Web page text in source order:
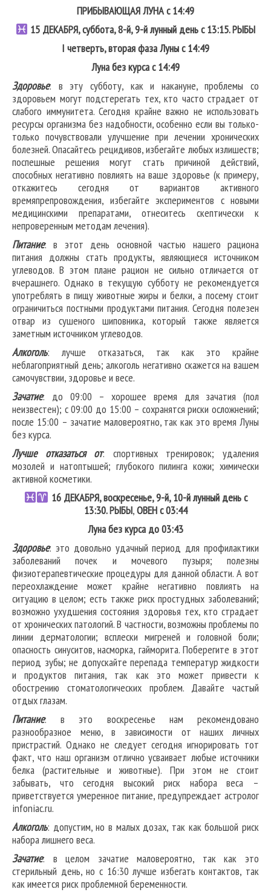
ПРИБЫВАЮЩАЯ ЛУНА с 14:49
15 ДЕКАБРЯ, суббота, 8-й, 9-й лунный день с 13:15.РЫБЫ
I четверть, вторая фаза Луны с 14:49
Луна без курса с 14:49
Здоровье: в эту субботу, как и накануне, проблемы со
здоровьем могут подстерегать тех, кто часто страдает от
слабого иммунитета. Сегодня крайне важно не использовать
ресурсы организма без надобности, особенно если вы только-
только почувствовали улучшение при лечении хронических
болезней. Опасайтесь рецидивов, избегайте любых излишеств;
поспешные решения могут стать причиной действий,
способных негативно повлиять на ваше здоровье (к примеру,
откажитесь сегодня от вариантов активного
времяпрепровождения, избегайте экспериментов с новыми
медицинскими препаратами, отнеситесь скептически к
непроверенным методам лечения).
Питание: в этот день основной частью нашего рациона
питания должны стать продукты, являющиеся источником
углеводов. В этом плане рацион не сильно отличается от
вчерашнего. Однако в текущую субботу не рекомендуется
употреблять в пищу животные жиры и белки, а посему стоит
ограничиться постными продуктами питания. Сегодня полезен
отвар из сушеного шиповника, который также является
заметным источником углеводов.
Алкоголь: лучше отказаться, так как это крайне
неблагоприятный день; алкоголь негативно скажется на вашем
самочувствии, здоровье и весе.
Зачатие: до 09:00 – хорошее время для зачатия (пол
неизвестен); с 09:00 до 15:00 – сохранятся риски осложнений;
после 15:00 – зачатие маловероятно, так как это время Луны
без курса.
Лучше отказаться от: спортивных тренировок; удаления
мозолей и натоптышей; глубокого пилинга кожи; химически
активной косметики.
16 ДЕКАБРЯ, воскресенье, 9-й, 10-й лунный день с
13:30.РЫБЫ,ОВЕНс 03:44
Луна без курса до 03:43
Здоровье: это довольно удачный период для профилактики
заболеваний почек и мочевого пузыря; полезны
физиотерапевтические процедуры для данной области. А вот
переохлаждение может крайне негативно повлиять на
ситуацию в целом; есть также риск простудных заболеваний;
возможно ухудшения состояния здоровья тех, кто страдает
от хронических патологий. В частности, возможны проблемы по
линии дерматологии; всплески мигреней и головной боли;
опасность синуситов, насморка, гайморита. Поберегите в этот
период зубы; не допускайте перепада температур жидкости
и продуктов питания, так как это может привести к
обострению стоматологических проблем. Давайте частый
отдых глазам.
Питание: в это воскресенье нам рекомендовано
разнообразное меню, в зависимости от наших личных
пристрастий. Однако не следует сегодня игнорировать тот
факт, что наш организм отлично усваивает любые источники
белка (растительные и животные). При этом не стоит
забывать, что сегодня высокий риск набора веса –
приветствуется умеренное питание, предупреждает астролог
infoniac.ru.
Алкоголь: допустим, но в малых дозах, так как большой риск
набора лишнего веса.
Зачатие: в целом зачатие маловероятно, так как это
стерильный день, но с 16:30 лучше избегать контактов, так
как имеется риск проблемной беременности.